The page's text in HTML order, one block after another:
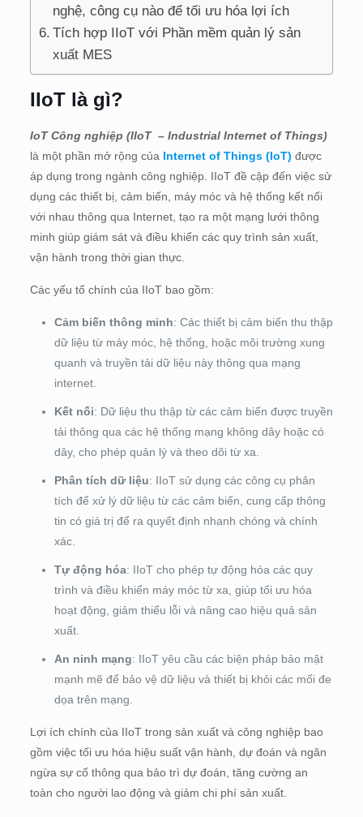
nghệ, công cụ nào để tối ưu hóa lợi ích
Tích hợp IIoT với Phần mềm quản lý sản
xuất MES
IIoT là gì?
IoT Công nghiệp (IIoT – Industrial Internet of Things)
là một phần mở rộng của Internet of Things (IoT) được
áp dụng trong ngành công nghiệp. IIoT đề cập đến việc sử
dụng các thiết bị, cảm biến, máy móc và hệ thống kết nối
với nhau thông qua Internet, tạo ra một mạng lưới thông
minh giúp giám sát và điều khiển các quy trình sản xuất,
vận hành trong thời gian thực.
Các yếu tố chính của IIoT bao gồm:
Cảm biến thông minh: Các thiết bị cảm biến thu thập
dữ liệu từ máy móc, hệ thống, hoặc môi trường xung
quanh và truyền tải dữ liệu này thông qua mạng
internet.
Kết nối: Dữ liệu thu thập từ các cảm biến được truyền
tải thông qua các hệ thống mạng không dây hoặc có
dây, cho phép quản lý và theo dõi từ xa.
Phân tích dữ liệu: IIoT sử dụng các công cụ phân
tích để xử lý dữ liệu từ các cảm biến, cung cấp thông
tin có giá trị để ra quyết định nhanh chóng và chính
xác.
Tự động hóa: IIoT cho phép tự động hóa các quy
trình và điều khiển máy móc từ xa, giúp tối ưu hóa
hoạt động, giảm thiểu lỗi và nâng cao hiệu quả sản
xuất.
An ninh mạng: IIoT yêu cầu các biện pháp bảo mật
mạnh mẽ để bảo vệ dữ liệu và thiết bị khỏi các mối đe
dọa trên mạng.
Lợi ích chính của IIoT trong sản xuất và công nghiệp bao
gồm việc tối ưu hóa hiệu suất vận hành, dự đoán và ngăn
ngừa sự cố thông qua bảo trì dự đoán, tăng cường an
toàn cho người lao động và giảm chi phí sản xuất.